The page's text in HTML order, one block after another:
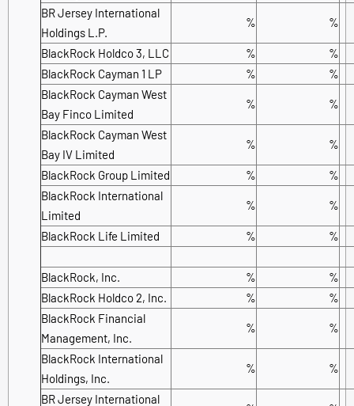
BR Jersey International
Holdings L.P.
% %
BlackRock Holdco 3, LLC %
%
BlackRock Cayman 1 LP
%
%
BlackRock Cayman West
Bay Finco Limited
% %
BlackRock Cayman West
Bay IV Limited
% %
BlackRock Group Limited %
%
BlackRock International
Limited
% %
BlackRock Life Limited % %
BlackRock, Inc. %
%
BlackRock Holdco 2, Inc.
%
%
BlackRock Financial
Management, Inc.
% %
BlackRock International
Holdings, Inc.
% %
BR Jersey International